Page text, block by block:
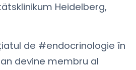
Heidelberg,
de #endocrinologie în
devine membru al